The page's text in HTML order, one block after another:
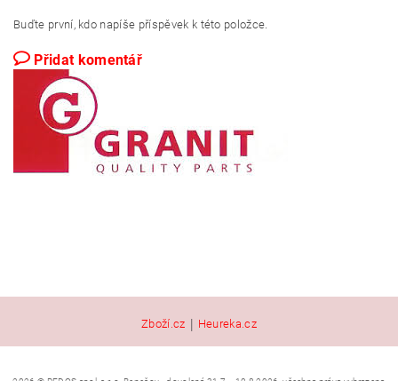
Buďte první, kdo napíše příspěvek k této položce.
Přidat komentář
Zboží.cz | Heureka.cz